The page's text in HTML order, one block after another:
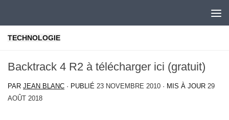
TECHNOLOGIE
Backtrack 4 R2 à télécharger ici (gratuit)
PAR JEAN BLANC · PUBLIÉ 23 NOVEMBRE 2010 · MIS À JOUR 29
AOÛT 2018